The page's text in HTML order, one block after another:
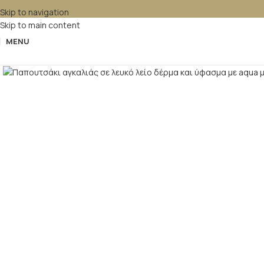
Skip to navigation
Skip to main content
MENU